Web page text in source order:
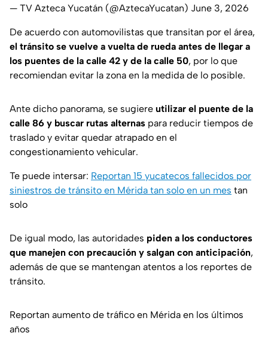
— TV Azteca Yucatán (@AztecaYucatan) June 3, 2026
De acuerdo con automovilistas que transitan por el área,
el tránsito se vuelve a vuelta de rueda antes de llegar a
los puentes de la calle 42 y de la calle 50, por lo que
recomiendan evitar la zona en la medida de lo posible.
Ante dicho panorama, se sugiere utilizar el puente de la
calle 86 y buscar rutas alternas para reducir tiempos de
traslado y evitar quedar atrapado en el
congestionamiento vehicular.
Te puede intersar: Reportan 15 yucatecos fallecidos por
siniestros de tránsito en Mérida tan solo en un mes tan
solo
De igual modo, las autoridades piden a los conductores
que manejen con precaución y salgan con anticipación,
además de que se mantengan atentos a los reportes de
tránsito.
Reportan aumento de tráfico en Mérida en los últimos
años